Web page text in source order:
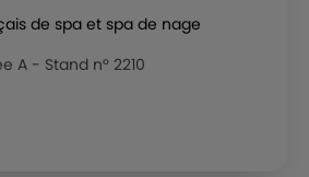
de spa et spa de nage
A - Stand n° 2210